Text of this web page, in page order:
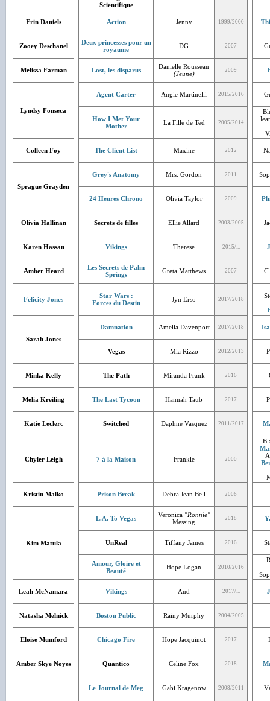
Scientifique
Erin Daniels Action Jenny 1999/2000
Zooey Deschanel
Deux princesses pour un
royaume
DG 2007
Melissa Farman Lost, les disparus
Danielle Rousseau
(Jeune)
2009
Lyndsy Fonseca
Agent Carter Angie Martinelli 2015/2016
How I Met Your
Mother
La Fille de Ted 2005/2014
Colleen Foy The Client List Maxine 2012
Sprague Grayden
Grey's Anatomy Mrs. Gordon 2011
24 Heures Chrono Olivia Taylor 2009
Olivia Hallinan Secrets de filles Ellie Allard 2003/2005
Karen Hassan Vikings Therese 2015/...
Amber Heard
Les Secrets de Palm
Springs
Greta Matthews 2007
Felicity Jones
Star Wars :
Forces du Destin
Jyn Erso 2017/2018
Sarah Jones
Damnation Amelia Davenport 2017/2018
Vegas Mia Rizzo 2012/2013
Minka Kelly The Path Miranda Frank 2016
Melia Kreiling The Last Tycoon Hannah Taub 2017
Katie Leclerc Switched Daphne Vasquez 2011/2017
Chyler Leigh 7 à la Maison Frankie 2000
Kristin Malko Prison Break Debra Jean Bell 2006
Kim Matula
L.A. To Vegas Veronica "Ronnie"
Messing
2018
UnReal Tiffany James 2016
Amour, Gloire et
Beauté
Hope Logan 2010/2016
Leah McNamara Vikings Aud 2017/...
Natasha Melnick Boston Public Rainy Murphy 2004/2005
Eloise Mumford Chicago Fire Hope Jacquinot 2017
Amber Skye Noyes Quantico Celine Fox 2018
Le Journal de Meg Gabi Kragenow 2008/2011